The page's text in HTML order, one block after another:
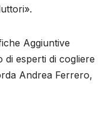
Aggiuntive
di esperti di cogliere
Andrea Ferrero,